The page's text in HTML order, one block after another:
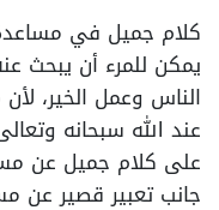
كلام جميل في
يمكن للمرء أن يبحث
الناس وعمل الخير،
عند الله سبحانه
على كلام جميل عن
جانب تعبير قصير عن